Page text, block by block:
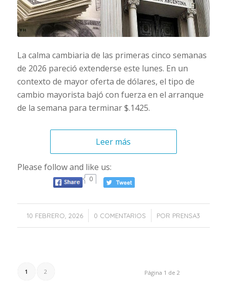
La calma cambiaria de las primeras cinco semanas
de 2026 pareció extenderse este lunes. En un
contexto de mayor oferta de dólares, el tipo de
cambio mayorista bajó con fuerza en el arranque
de la semana para terminar $.1425.
Leer más
Please follow and like us:
0
10 FEBRERO, 2026
/ 0 COMENTARIOS
/ POR PRENSA3
Página 1 de 2
1 2